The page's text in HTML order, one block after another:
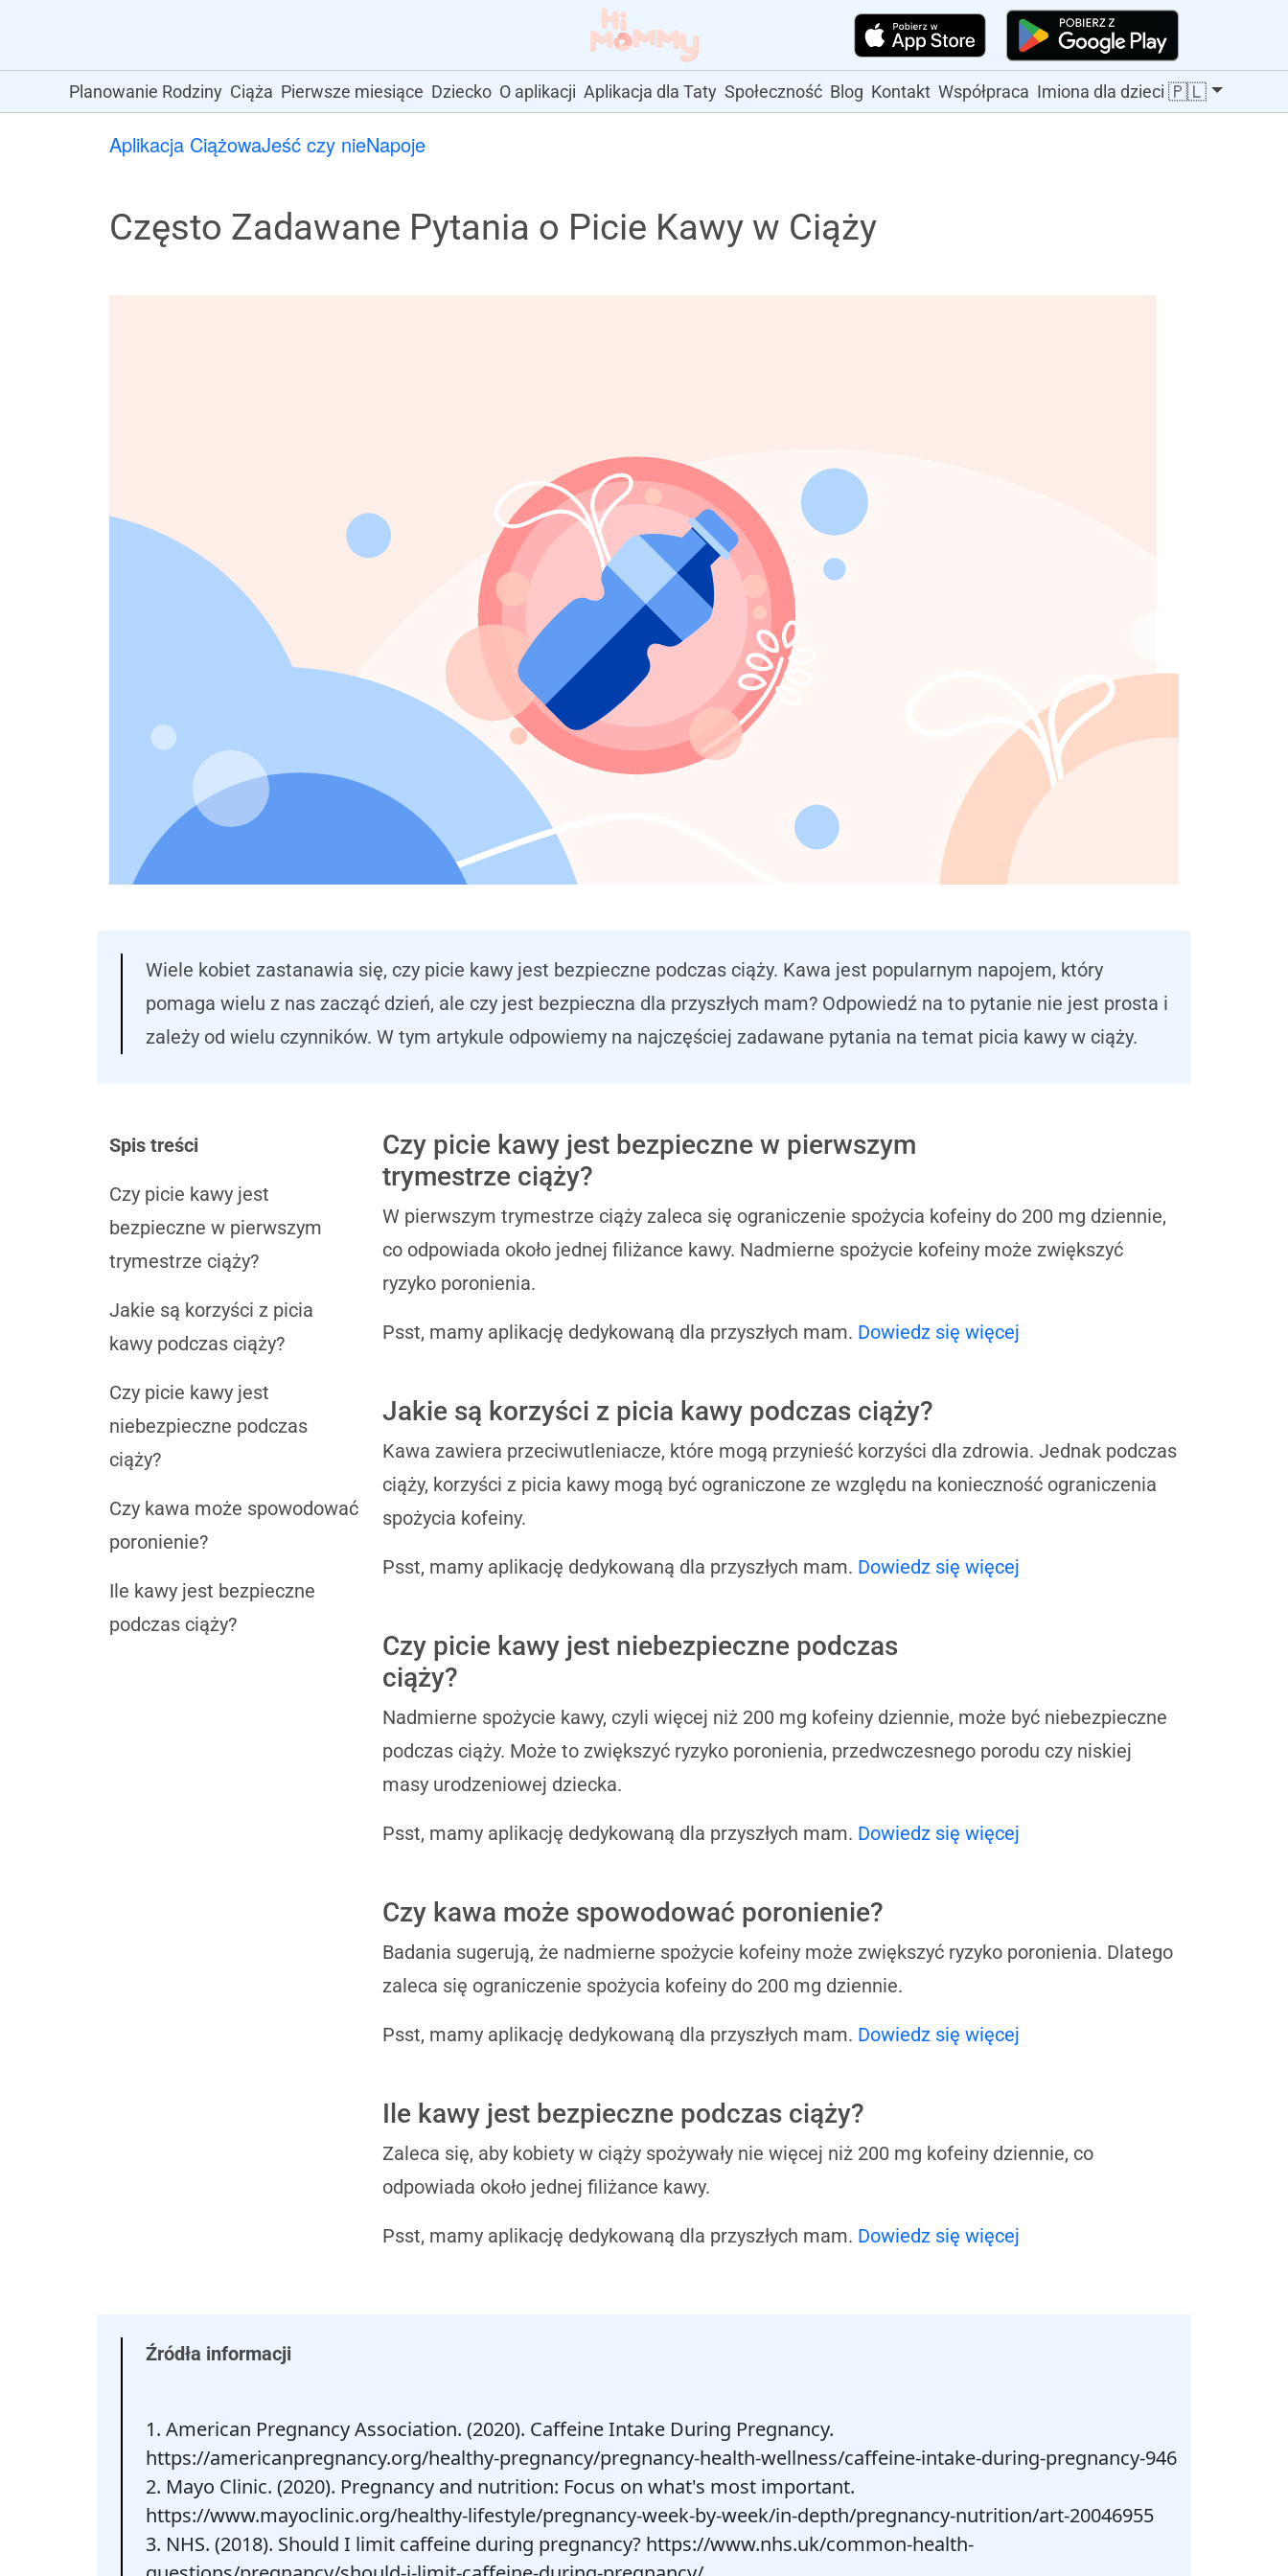
Planowanie Rodziny Ciąża Pierwsze miesiące Dziecko O aplikacji Aplikacja dla Taty Społeczność Blog Kontakt Współpraca Imiona dla dzieci 🇵🇱
Aplikacja CiążowaJeść czy nieNapoje
Często Zadawane Pytania o Picie Kawy w Ciąży
Wiele kobiet zastanawia się, czy picie kawy jest bezpieczne podczas ciąży. Kawa jest popularnym napojem, który
pomaga wielu z nas zacząć dzień, ale czy jest bezpieczna dla przyszłych mam? Odpowiedź na to pytanie nie jest prosta i
zależy od wielu czynników. W tym artykule odpowiemy na najczęściej zadawane pytania na temat picia kawy w ciąży.
Spis treści
Czy picie kawy jest
bezpieczne w pierwszym
trymestrze ciąży?
Jakie są korzyści z picia
kawy podczas ciąży?
Czy picie kawy jest
niebezpieczne podczas
ciąży?
Czy kawa może spowodować
poronienie?
Ile kawy jest bezpieczne
podczas ciąży?
Czy picie kawy jest bezpieczne w pierwszym
trymestrze ciąży?
W pierwszym trymestrze ciąży zaleca się ograniczenie spożycia kofeiny do 200 mg dziennie,
co odpowiada około jednej filiżance kawy. Nadmierne spożycie kofeiny może zwiększyć
ryzyko poronienia.
Psst, mamy aplikację dedykowaną dla przyszłych mam. Dowiedz się więcej
Jakie są korzyści z picia kawy podczas ciąży?
Kawa zawiera przeciwutleniacze, które mogą przynieść korzyści dla zdrowia. Jednak podczas
ciąży, korzyści z picia kawy mogą być ograniczone ze względu na konieczność ograniczenia
spożycia kofeiny.
Psst, mamy aplikację dedykowaną dla przyszłych mam. Dowiedz się więcej
Czy picie kawy jest niebezpieczne podczas
ciąży?
Nadmierne spożycie kawy, czyli więcej niż 200 mg kofeiny dziennie, może być niebezpieczne
podczas ciąży. Może to zwiększyć ryzyko poronienia, przedwczesnego porodu czy niskiej
masy urodzeniowej dziecka.
Psst, mamy aplikację dedykowaną dla przyszłych mam. Dowiedz się więcej
Czy kawa może spowodować poronienie?
Badania sugerują, że nadmierne spożycie kofeiny może zwiększyć ryzyko poronienia. Dlatego
zaleca się ograniczenie spożycia kofeiny do 200 mg dziennie.
Psst, mamy aplikację dedykowaną dla przyszłych mam. Dowiedz się więcej
Ile kawy jest bezpieczne podczas ciąży?
Zaleca się, aby kobiety w ciąży spożywały nie więcej niż 200 mg kofeiny dziennie, co
odpowiada około jednej filiżance kawy.
Psst, mamy aplikację dedykowaną dla przyszłych mam. Dowiedz się więcej
Źródła informacji
1. American Pregnancy Association. (2020). Caffeine Intake During Pregnancy.
https://americanpregnancy.org/healthy-pregnancy/pregnancy-health-wellness/caffeine-intake-during-pregnancy-946
2. Mayo Clinic. (2020). Pregnancy and nutrition: Focus on what's most important.
https://www.mayoclinic.org/healthy-lifestyle/pregnancy-week-by-week/in-depth/pregnancy-nutrition/art-20046955
3. NHS. (2018). Should I limit caffeine during pregnancy? https://www.nhs.uk/common-health-